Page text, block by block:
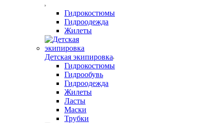
Гидрокостюмы
Гидроодежда
Жилеты
Детская экипировка
Гидрокостюмы
Гидрообувь
Гидроодежда
Жилеты
Ласты
Маски
Трубки